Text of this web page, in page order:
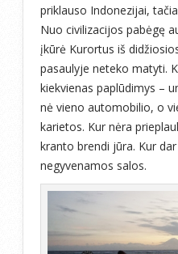
priklauso Indonezijai,
Nuo civilizacijos pabėgę
įkūrė Kurortus iš
pasaulyje neteko matyti.
kiekvienas paplūdimys –
nė vieno automobilio, o
karietos. Kur nėra
kranto brendi jūra. Kur
negyvenamos salos.